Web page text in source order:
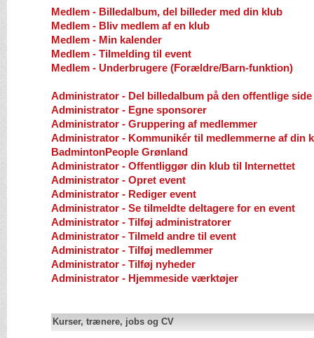
Medlem - Billedalbum, del billeder med din klub
Medlem - Bliv medlem af en klub
Medlem - Min kalender
Medlem - Tilmelding til event
Medlem - Underbrugere (Forældre/Barn-funktion)
Administrator - Del billedalbum på den offentlige side
Administrator - Egne sponsorer
Administrator - Gruppering af medlemmer
Administrator - Kommunikér til medlemmerne af din
BadmintonPeople Grønland
Administrator - Offentliggør din klub til Internettet
Administrator - Opret event
Administrator - Rediger event
Administrator - Se tilmeldte deltagere for en event
Administrator - Tilføj administratorer
Administrator - Tilmeld andre til event
Administrator - Tilføj medlemmer
Administrator - Tilføj nyheder
Administrator - Hjemmeside værktøjer
Kurser, trænere, jobs og CV